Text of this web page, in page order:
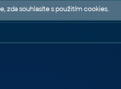
zda souhlasíte s použitím cookies.